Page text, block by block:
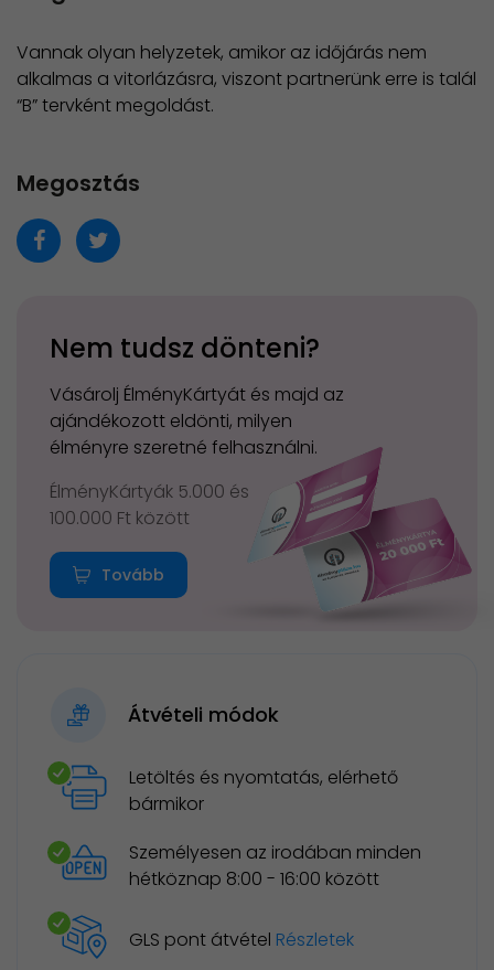
Vannak olyan helyzetek, amikor az időjárás nem
alkalmas a vitorlázásra, viszont partnerünk erre is talál
“B” tervként megoldást.
Megosztás
Nem tudsz dönteni?
Vásárolj ÉlményKártyát és majd az
ajándékozott eldönti, milyen
élményre szeretné felhasználni.
ÉlményKártyák 5.000 és
100.000 Ft között
Tovább
Átvételi módok
Letöltés és nyomtatás, elérhető
bármikor
Személyesen az irodában minden
hétköznap 8:00 - 16:00 között
GLS pont átvétel Részletek